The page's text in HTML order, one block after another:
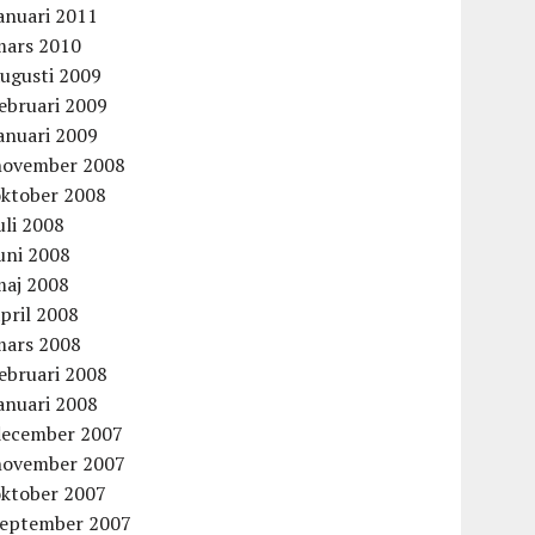
2011
2010
2009
2009
2009
2008
2008
2008
2008
2008
2008
2008
2008
2008
2007
2007
2007
2007